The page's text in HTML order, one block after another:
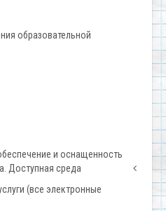
образовательной
и оснащенность
Доступная среда
(все электронные